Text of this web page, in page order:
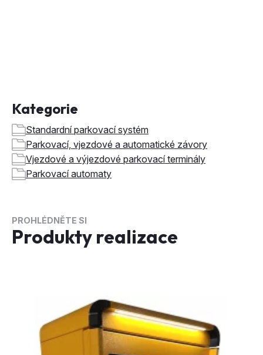
Kategorie
Standardní parkovací systém
Parkovací, vjezdové a automatické závory
Vjezdové a výjezdové parkovací terminály
Parkovací automaty
PROHLÉDNĚTE SI
Produkty realizace